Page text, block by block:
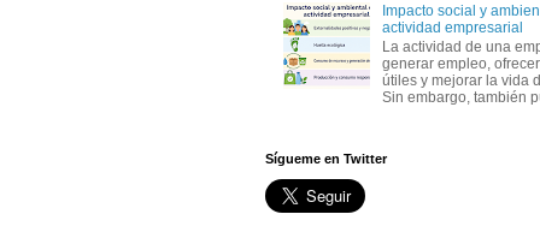
Impacto social y
actividad empresarial
La actividad de una
generar empleo,
útiles y mejorar la vida
Sin embargo, también
Sígueme en Twitter